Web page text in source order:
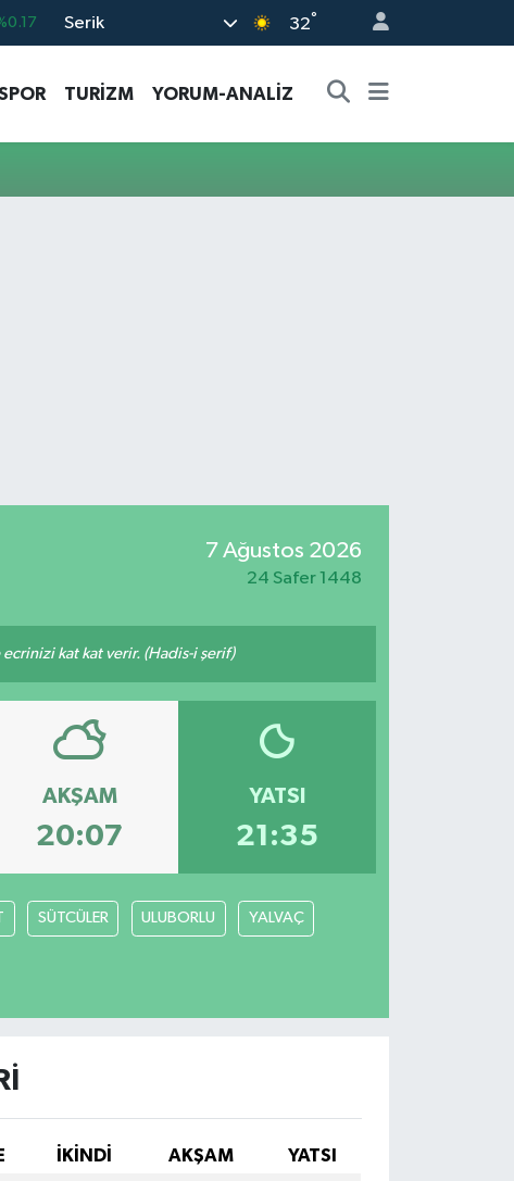
Serik 32°
TURİZM YORUM-ANALİZ
7 Ağustos 2026
24 Safer 1448
ecrinizi kat kat verir. (Hadis-i şerif)
AKŞAM
20:07
YATSI
21:35
SÜTCÜLER ULUBORLU YALVAÇ
İKINDI AKŞAM
YATSI